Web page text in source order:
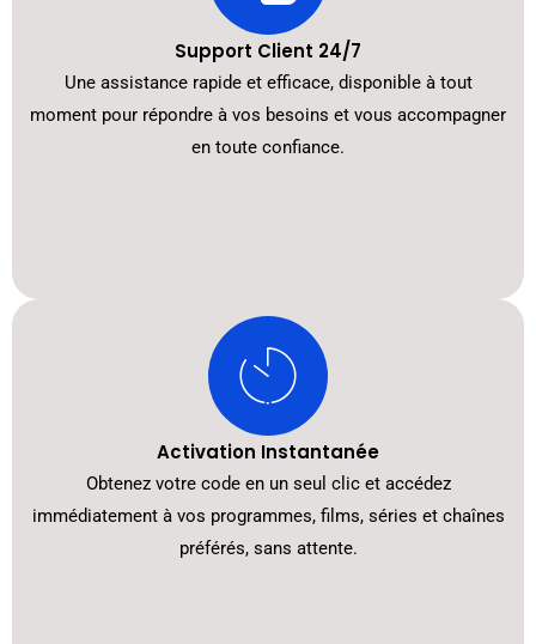
Support Client 24/7
Une assistance rapide et efficace, disponible à tout
moment pour répondre à vos besoins et vous accompagner
en toute confiance.
Activation Instantanée
Obtenez votre code en un seul clic et accédez
immédiatement à vos programmes, films, séries et chaînes
préférés, sans attente.